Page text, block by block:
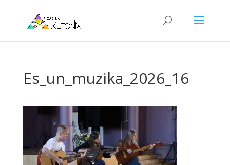
Es_un_muzika_2026_16